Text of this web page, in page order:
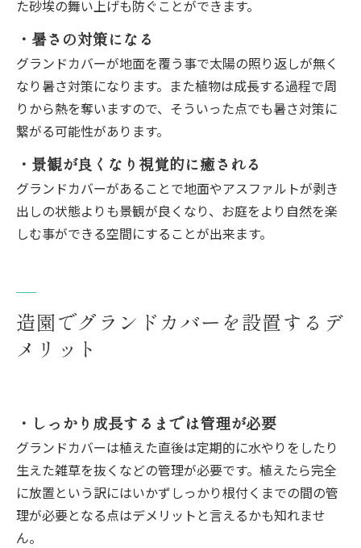
た砂埃の舞い上げも防ぐことができます。
・暑さの対策になる
グランドカバーが地面を覆う事で太陽の照り返しが無く
なり暑さ対策になります。また植物は成長する過程で周
りから熱を奪いますので、そういった点でも暑さ対策に
繋がる可能性があります。
・景観が良くなり視覚的に癒される
グランドカバーがあることで地面やアスファルトが剥き
出しの状態よりも景観が良くなり、お庭をより自然を楽
しむ事ができる空間にすることが出来ます。
造園でグランドカバーを設置するデ
メリット
・しっかり成長するまでは管理が必要
グランドカバーは植えた直後は定期的に水やりをしたり
生えた雑草を抜くなどの管理が必要です。植えたら完全
に放置という訳にはいかずしっかり根付くまでの間の管
理が必要となる点はデメリットと言えるかも知れませ
ん。